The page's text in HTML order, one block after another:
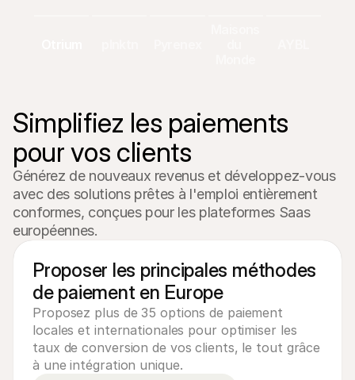
Simplifiez les paiements
pour vos clients
Générez de nouveaux revenus et développez-vous
avec des solutions prêtes à l'emploi entièrement
conformes, conçues pour les plateformes Saas
européennes.
Proposer les principales méthodes
de paiement en Europe
Proposez plus de 35 options de paiement
locales et internationales pour optimiser les
taux de conversion de vos clients, le tout grâce
à une intégration unique.